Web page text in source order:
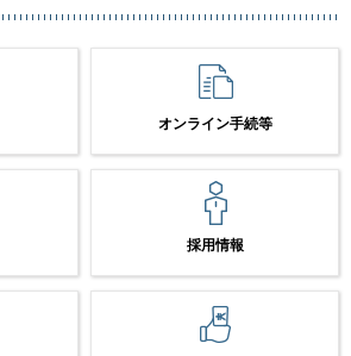
オンライン手続等
採用情報